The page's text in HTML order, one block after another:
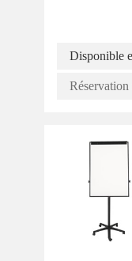
Disponible